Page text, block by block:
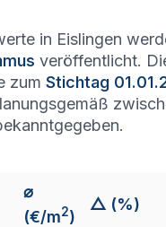
in Eislingen
veröffentlicht.
zum Stichtag
⌀
(€/m2)
△ (%)